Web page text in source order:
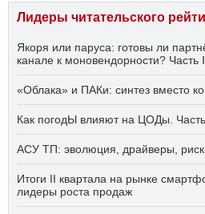
Лидеры читательского
Якоря или паруса: готовы ли
канале к моновендорности? Часть I
«Облака» и ПАКи: синтез вместо
Как погодЫ влияют на ЦОДы.
АСУ ТП: эволюция, драйверы,
Итоги II квартала на рынке
лидеры роста продаж